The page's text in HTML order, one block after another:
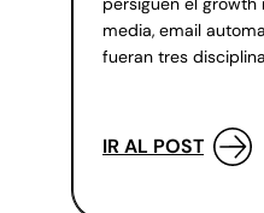
media, email
fueran tres
IR AL POST